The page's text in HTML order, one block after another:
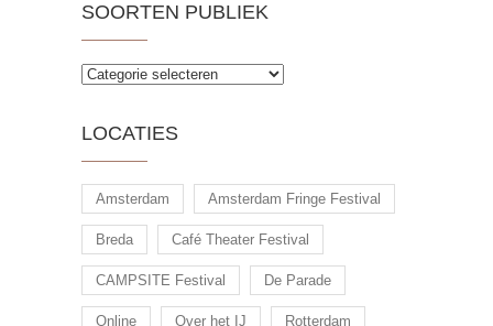
SOORTEN PUBLIEK
Soorten
LOCATIES
Amsterdam Amsterdam Fringe Festival
Breda Café Theater Festival
CAMPSITE Festival De Parade
Online Over het IJ Rotterdam